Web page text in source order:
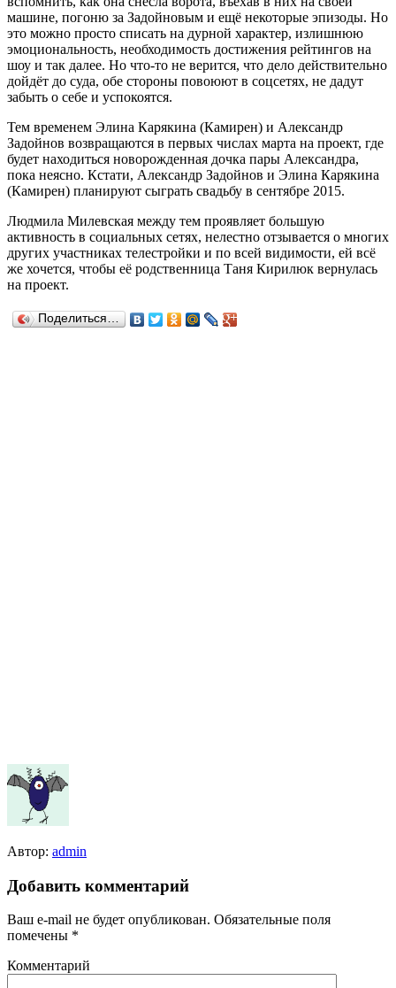
машине, погоню за Задойновым и ещё некоторые эпизоды. Но
это можно просто списать на дурной характер, излишнюю
эмоциональность, необходимость достижения рейтингов на
шоу и так далее. Но что-то не верится, что дело действительно
дойдёт до суда, обе стороны повоюют в соцсетях, не дадут
забыть о себе и успокоятся.
Тем временем Элина Карякина (Камирен) и Александр
Задойнов возвращаются в первых числах марта на проект, где
будет находиться новорожденная дочка пары Александра,
пока неясно. Кстати, Александр Задойнов и Элина Карякина
(Камирен) планируют сыграть свадьбу в сентябре 2015.
Людмила Милевская между тем проявляет большую
активность в социальных сетях, нелестно отзывается о многих
других участниках телестройки и по всей видимости, ей всё
же хочется, чтобы её родственница Таня Кирилюк вернулась
на проект.
Поделиться…
Автор: admin
Добавить комментарий
Ваш e-mail не будет опубликован. Обязательные поля
помечены *
Комментарий